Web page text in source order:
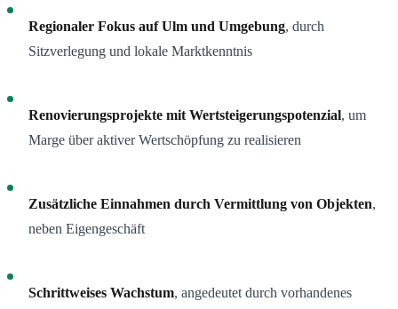
Regionaler Fokus auf Ulm und Umgebung, durch
Sitzverlegung und lokale Marktkenntnis
Renovierungsprojekte mit Wertsteigerungspotenzial, um
Marge über aktiver Wertschöpfung zu realisieren
Zusätzliche Einnahmen durch Vermittlung von Objekten,
neben Eigengeschäft
Schrittweises Wachstum, angedeutet durch vorhandenes